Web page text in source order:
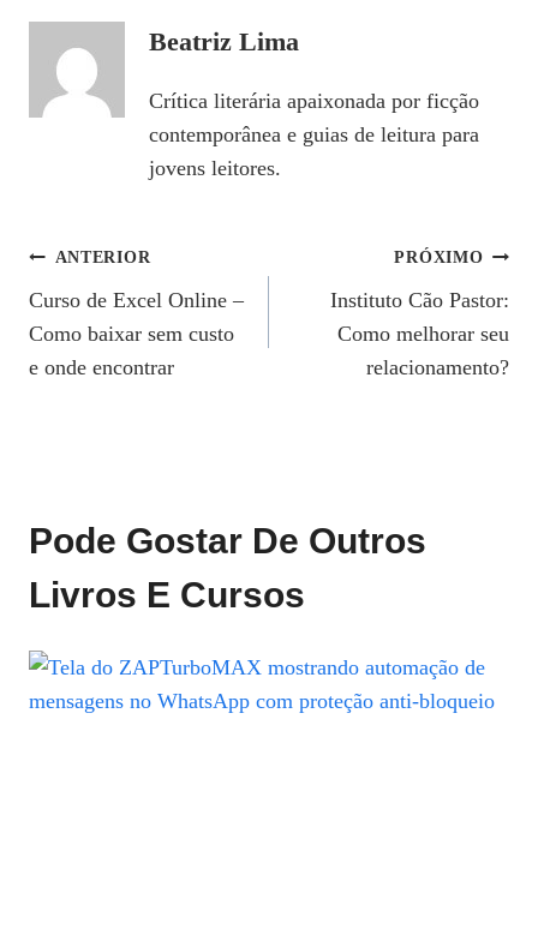
Beatriz Lima
Crítica literária apaixonada por ficção
contemporânea e guias de leitura para
jovens leitores.
Navegação
De
Post
ANTERIOR
Curso de Excel Online –
Como baixar sem custo
e onde encontrar
PRÓXIMO
Instituto Cão Pastor:
Como melhorar seu
relacionamento?
Pode Gostar De Outros
Livros E Cursos